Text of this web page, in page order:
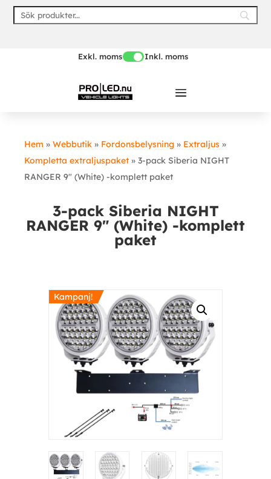
Skip
Exkl. moms Inkl. moms
Hem » Webbutik » Fordonsbelysning » Extraljus »
Kompletta extraljuspaket » 3-pack Siberia NIGHT
RANGER 9″ (White) -komplett paket
3-pack Siberia NIGHT
RANGER 9″ (White) -komplett
paket
Kampanj!